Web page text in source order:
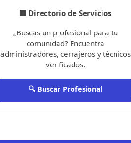
🏢 Directorio de Servicios
¿Buscas un profesional para tu
comunidad? Encuentra
administradores, cerrajeros y técnicos
verificados.
🔍 Buscar Profesional